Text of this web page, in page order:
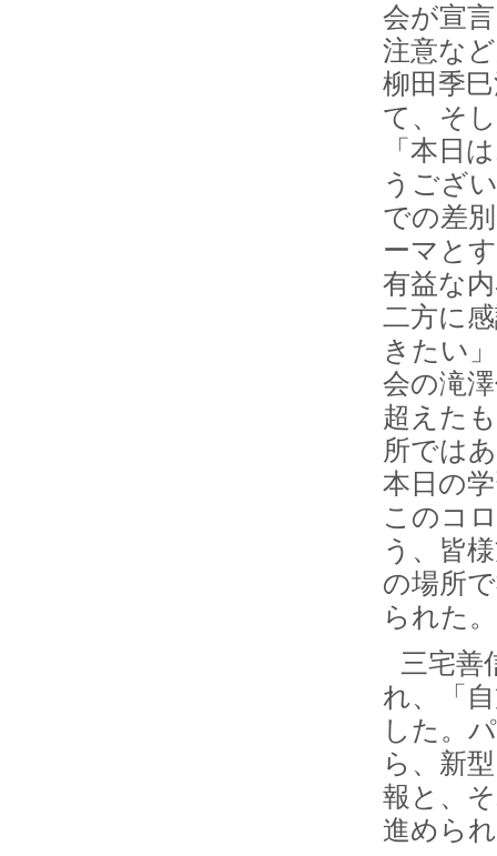
会が宣
注意な
柳田季
て、そ
「本日
うござ
での差
ーマと
有益な
二方に
きたい
会の滝
超えた
所では
本日の
このコ
う、皆
の場所
られた。
三宅善
れ、「
した。
ら、新
報と、
進めら